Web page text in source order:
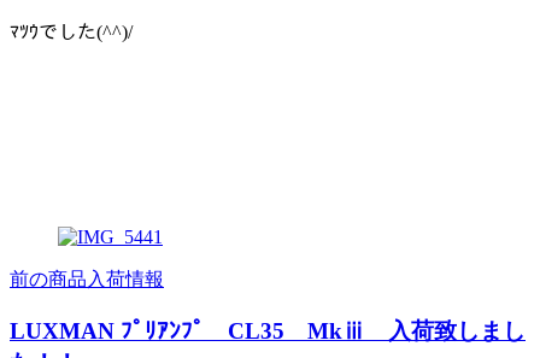
ﾏﾂｳでした(^^)/
前の商品入荷情報
LUXMAN ﾌﾟﾘｱﾝﾌﾟ CL35 Mkⅲ 入荷致しまし